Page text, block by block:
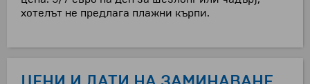
хотелът не предлага плажни кърпи.